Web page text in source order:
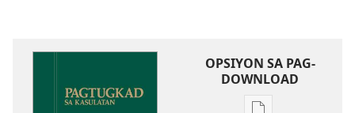
OPSIYON SA PAG-
DOWNLOAD